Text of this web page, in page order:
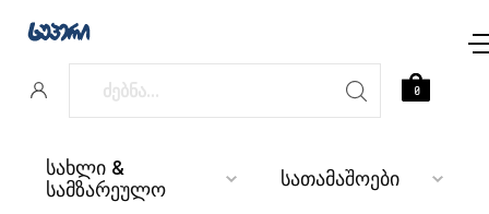
სახლი &
სამზარეულო სათამაშოები
0